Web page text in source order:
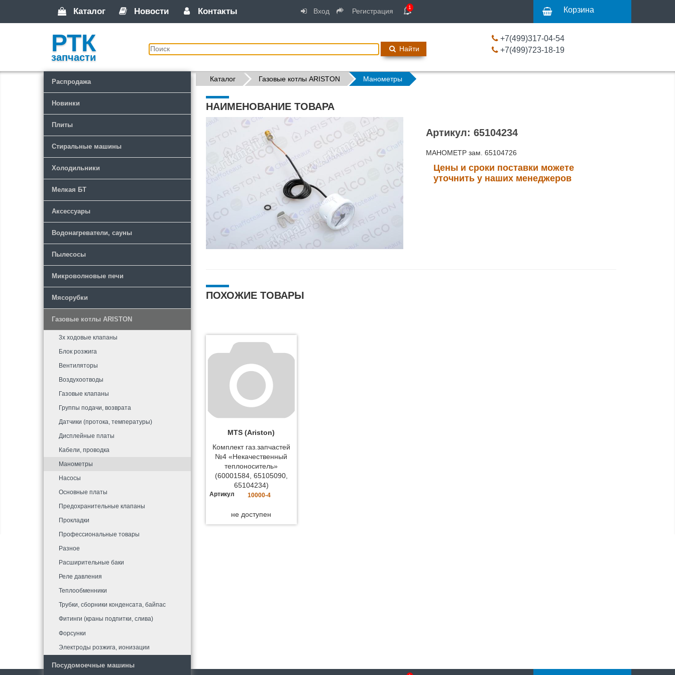
Каталог Новости Контакты Вход Регистрация 1 Корзина
РТК
запчасти
Найти
+7(499)317-04-54
+7(499)723-18-19
Распродажа
Новинки
Плиты
Стиральные машины
Холодильники
Мелкая БТ
Аксессуары
Водонагреватели, сауны
Пылесосы
Микроволновые печи
Мясорубки
Газовые котлы ARISTON
3х ходовые клапаны
Блок розжига
Вентиляторы
Воздухоотводы
Газовые клапаны
Группы подачи, возврата
Датчики (протока, температуры)
Дисплейные платы
Кабели, проводка
Манометры
Насосы
Основные платы
Предохранительные клапаны
Прокладки
Профессиональные товары
Разное
Расширительные баки
Реле давления
Теплообменники
Трубки, сборники конденсата, байпас
Фитинги (краны подпитки, слива)
Форсунки
Электроды розжига, ионизации
Посудомоечные машины
Каталог Газовые котлы ARISTON Манометры
НАИМЕНОВАНИЕ ТОВАРА
Артикул: 65104234
МАНОМЕТР зам. 65104726
Цены и сроки поставки можете
уточнить у наших менеджеров
ПОХОЖИЕ ТОВАРЫ
MTS (Ariston)
Комплект газ.запчастей
№4 «Некачественный
теплоноситель»
(60001584, 65105090,
65104234)
Артикул 10000-4
не доступен